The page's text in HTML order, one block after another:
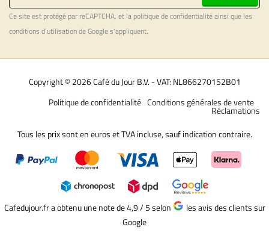
Ce site est protégé par reCAPTCHA, et la politique de confidentialitéainsi que les
conditions d'utilisationde Google s'appliquent.
Copyright © 2026 Café du Jour B.V. - VAT: NL866270152B01
Conditions générales de vente
Politique de confidentialité
Réclamations
Tous les prix sont en euros et TVA incluse, sauf indication contraire.
Cafedujour.fr a obtenu une note de 4,9 / 5selon
les avis des clients sur
Google